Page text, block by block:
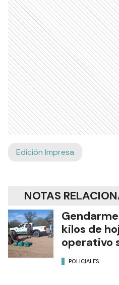
Edición Impresa
NOTAS
kilos de
operativo
POLICIALES